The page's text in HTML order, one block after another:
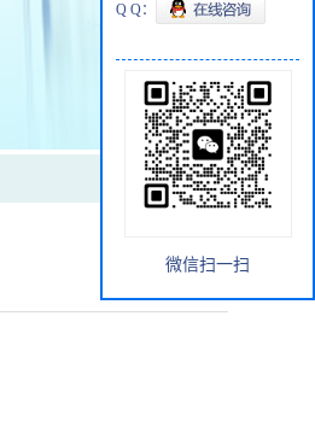
Q Q：
微信扫一扫